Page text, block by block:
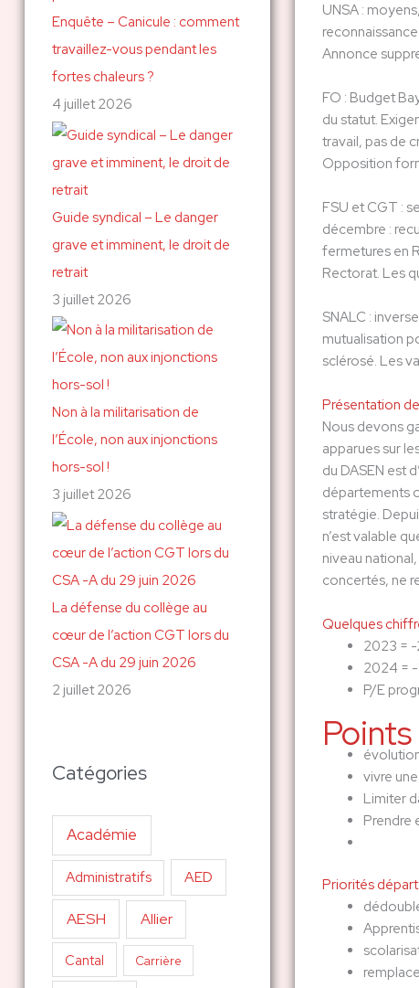
Enquête – Canicule : comment
travaillez-vous pendant les
fortes chaleurs ?
4 juillet 2026
Guide syndical – Le danger
grave et imminent, le droit de
retrait
3 juillet 2026
Non à la militarisation de
l’École, non aux injonctions
hors-sol !
3 juillet 2026
La défense du collège au
cœur de l’action CGT lors du
CSA -A du 29 juin 2026
2 juillet 2026
Catégories
Académie
Administratifs AED
AESH Allier
Cantal Carrière
UNSA :
Annonce
FO : Budget
du statut.
travail, pas de
Opposition
FSU et CGT :
décembre :
fermetures en
Rectorat. Les
SNALC :
mutualisation
sclérosé. Les
Présentation
Nous devons
apparues sur
du DASEN est
départements
stratégie.
n’est valable
niveau
concertés, ne
Quelques
2023 =
2024 = -
P/E
vivre
Limiter
Prendre
Priorités